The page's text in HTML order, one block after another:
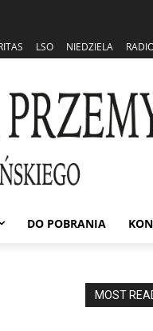
LSO NIEDZIELA
DO POBRANIA
MOST